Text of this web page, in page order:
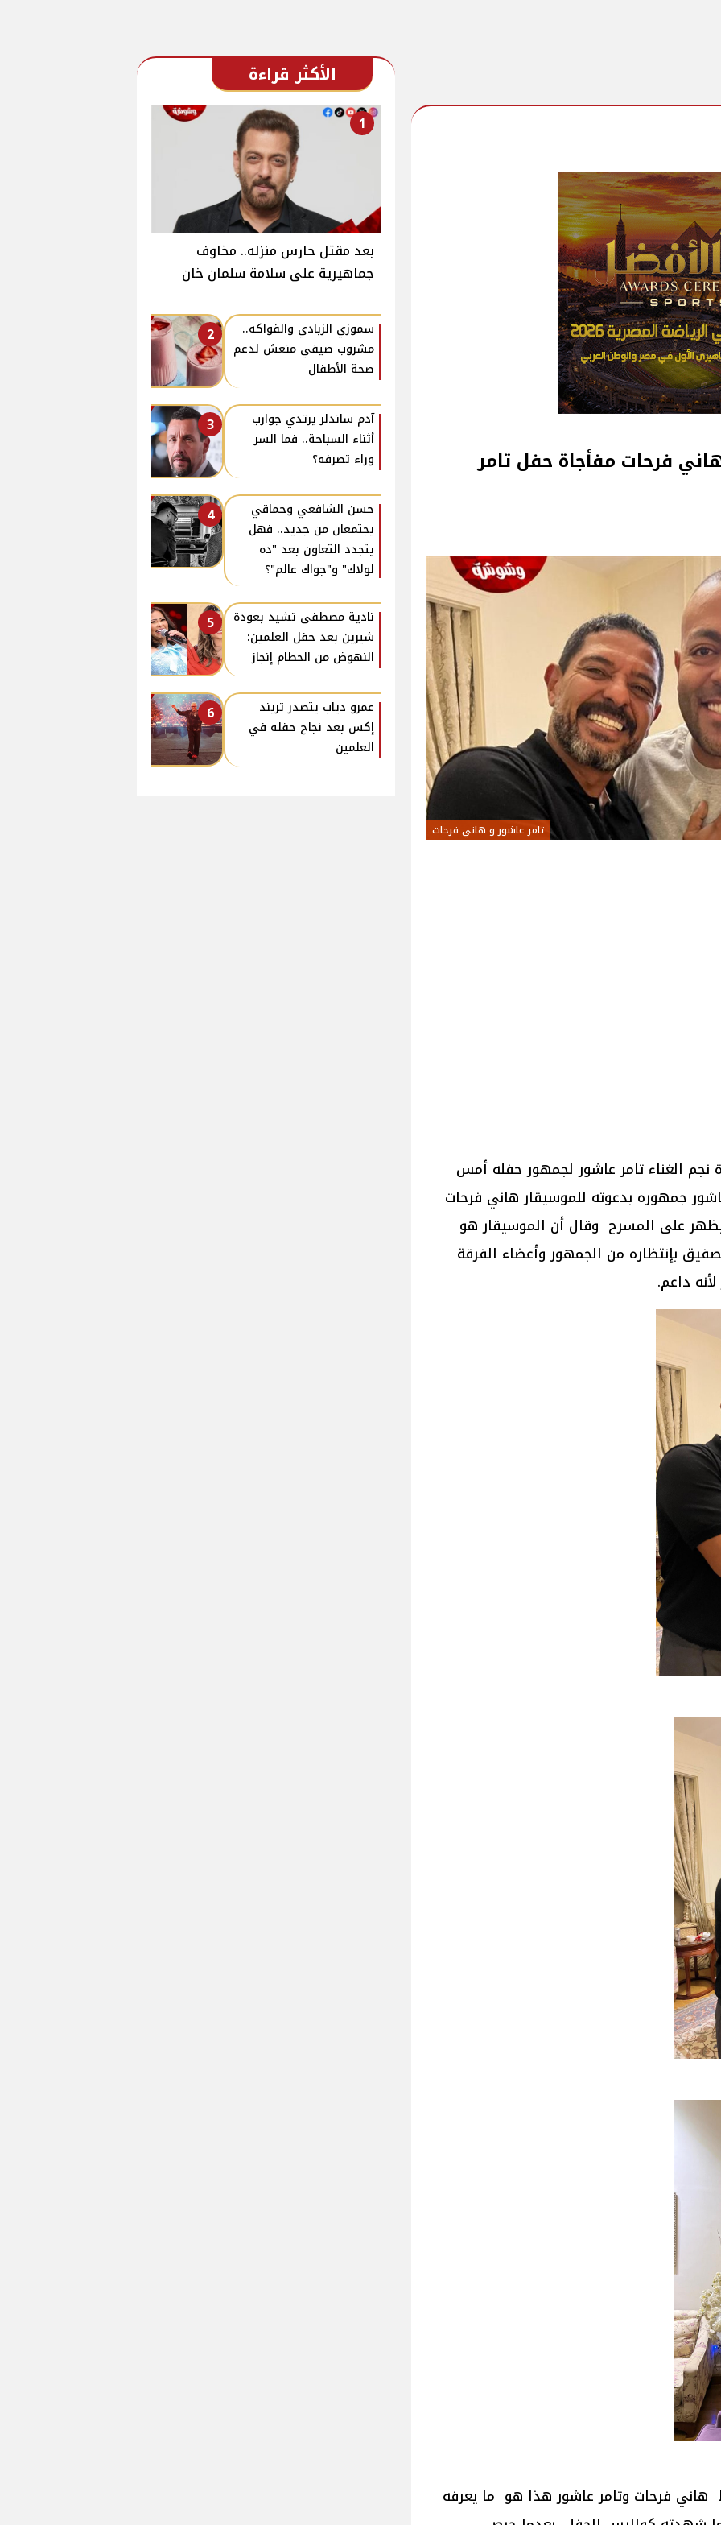
فرحات مفأجاة حفل تامر
تامر عاشور و هاني فرحات
نجم الغناء تامر عاشور لجمهور حفله أمس
جمهوره بدعوته للموسيقار هاني فرحات
على المسرح وقال أن الموسيقار هو
بإنتظاره من الجمهور وأعضاء الفرقة
داعم.
فرحات وتامر عاشور هذا هو ما يعرفه
الأكثر قراءة
1
بعد مقتل حارس منزله.. مخاوف
جماهيرية على سلامة سلمان خان
2
سموزي الزبادي والفواكه..
مشروب صيفي منعش لدعم
صحة الأطفال
3
آدم ساندلر يرتدي جوارب
أثناء السباحة.. فما السر
وراء تصرفه؟
4
حسن الشافعي وحماقي
يجتمعان من جديد.. فهل
يتجدد التعاون بعد "ده
لولاك" و"جواك عالم"؟
5
نادية مصطفى تشيد بعودة
شيرين بعد حفل العلمين:
النهوض من الحطام إنجاز
6
عمرو دياب يتصدر تريند
إكس بعد نجاح حفله في
العلمين